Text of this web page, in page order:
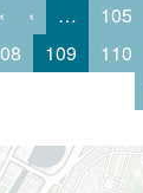
‹ … 105
109 110